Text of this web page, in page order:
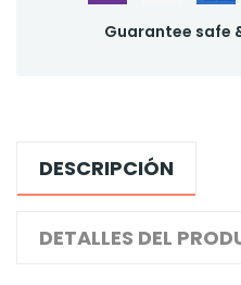
Guarantee safe
DESCRIPCIÓN
DETALLES DEL